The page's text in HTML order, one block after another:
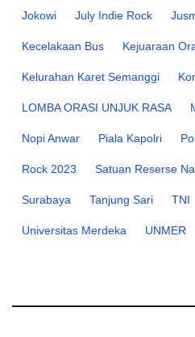
Jokowi July Indie Rock
Kecelakaan Bus Kejuaraan
Kelurahan Karet Semanggi
LOMBA ORASI UNJUK RASA
Nopi Anwar Piala Kapolri
Rock 2023 Satuan Reserse
Surabaya Tanjung Sari TNI
Universitas Merdeka UNMER